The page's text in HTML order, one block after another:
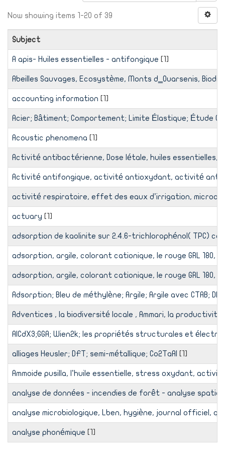
Now showing items 1-20 of 39
Subject
A apis- Huiles essentielles - antifongique [1]
Abeilles Sauvages, Ecosystème, Monts d‗Ouarsenis,
accounting information [1]
Acier; Bâtiment; Comportement; Limite Élastique; Étude
Acoustic phenomena [1]
Activité antibactérienne, Dose létale, huiles
Activité antifongique, activité antioxydant, activité
activité respiratoire, effet des eaux d’irrigation,
actuary [1]
adsorption de kaolinite sur 2.4.6-trichlorophénol( TPC)
adsorption, argile, colorant cationique, le rouge GRL 180,
adsorption, argile, colorant cationique, le rouge GRL 180,
Adsorption; Bleu de méthylène; Argile; Argile avec CTAB;
Adventices , la biodiversité locale , Ammari, la
AlCdX3;GGA; Wien2k; les propriétés structurales et
alliages Heusler; DFT; semi-métallique; Co2TaAl [1]
Ammoide pusilla, l’huile essentielle, stress oxydant,
analyse de données - incendies de forêt - analyse
analyse microbiologique, Lben, hygiène, journal officiel,
analyse phonémique [1]